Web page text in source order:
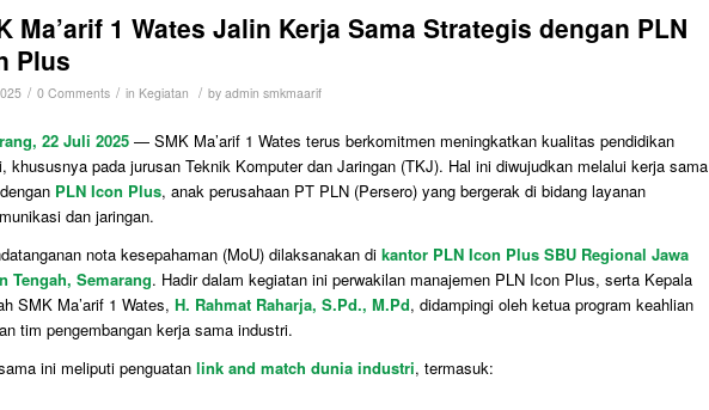
Ma’arif 1 Wates Jalin Kerja Sama Strategis dengan PLN
Plus
/ 0 Comments / in Kegiatan / by admin smkmaarif
22 Juli 2025 — SMK Ma’arif 1 Wates terus berkomitmen meningkatkan kualitas pendidikan
khususnya pada jurusan Teknik Komputer dan Jaringan (TKJ). Hal ini diwujudkan melalui kerja sama
PLN Icon Plus, anak perusahaan PT PLN (Persero) yang bergerak di bidang layanan
dan jaringan.
nota kesepahaman (MoU) dilaksanakan di kantor PLN Icon Plus SBU Regional Jawa
Tengah, Semarang. Hadir dalam kegiatan ini perwakilan manajemen PLN Icon Plus, serta Kepala
SMK Ma’arif 1 Wates, H. Rahmat Raharja, S.Pd., M.Pd, didampingi oleh ketua program keahlian
tim pengembangan kerja sama industri.
ini meliputi penguatan link and match dunia industri, termasuk: